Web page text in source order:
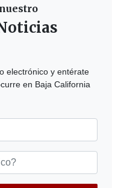
electrónico y entérate
en Baja California